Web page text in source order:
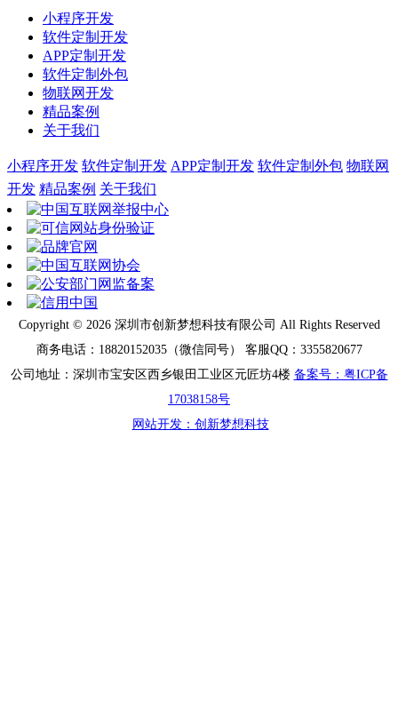
小程序开发
软件定制开发
APP定制开发
软件定制外包
物联网开发
精品案例
关于我们
小程序开发 软件定制开发 APP定制开发 软件定制外包 物联网
开发 精品案例 关于我们
Copyright © 2026 深圳市创新梦想科技有限公司 All Rights Reserved
商务电话：18820152035（微信同号） 客服QQ：3355820677
公司地址：深圳市宝安区西乡银田工业区元匠坊4楼 备案号：粤ICP备
17038158号
网站开发：创新梦想科技